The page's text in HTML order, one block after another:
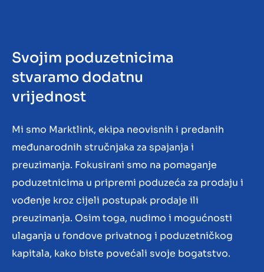
Svojim poduzetnicima
stvaramo dodatnu
vrijednost
Mi smo Marktlink, ekipa neovisnih i predanih
međunarodnih stručnjaka za spajanja i
preuzimanja. Fokusirani smo na pomaganje
poduzetnicima u pripremi poduzeća za prodaju i
vođenje kroz cijeli postupak prodaje ili
preuzimanja. Osim toga, nudimo i mogućnosti
ulaganja u fondove privatnog i poduzetničkog
kapitala, kako biste povećali svoje bogatstvo.